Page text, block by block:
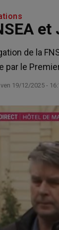
de la
par le
ven 19/12/2025 -